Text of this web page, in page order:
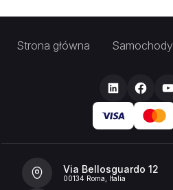
Strona główna Samochody
Via Bellosguardo 12
00134 Roma, Italia